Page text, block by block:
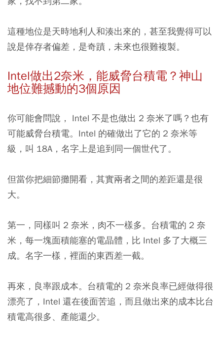
這種地位是天時地利人和湊出來的，甚至我覺得可以
說是倖存者偏差，是奇蹟，未來也很難複製。
Intel做出2奈米，能威脅台積電？神山
地位難撼動的3個原因
你可能會問說， Intel 不是也做出 2 奈米了嗎？也有
可能威脅台積電。Intel 的確做出了它的 2 奈米等
級，叫 18A，名字上是追到同一個世代了。
但當你把細節攤開看，其實兩者之間的差距還是很
大。
第一，同樣叫 2 奈米，肉不一樣多。台積電的 2 奈
米，每一塊面積能塞的電晶體，比 Intel 多了大概三
成。名字一樣，裡面的東西差一截。
再來，良率跟成本。台積電的 2 奈米良率已經做得很
漂亮了，Intel 還在後面苦追，而且做出來的成本比台
積電高很多、產能還少。